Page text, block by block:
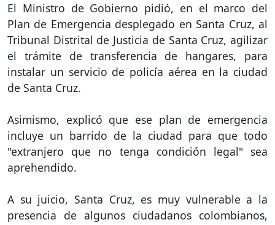
El Ministro de Gobierno pidió, en el marco del
Plan de Emergencia desplegado en Santa Cruz, al
Tribunal Distrital de Justicia de Santa Cruz, agilizar
el trámite de transferencia de hangares, para
instalar un servicio de policía aérea en la ciudad
de Santa Cruz.
Asimismo, explicó que ese plan de emergencia
incluye un barrido de la ciudad para que todo
"extranjero que no tenga condición legal" sea
aprehendido.
A su juicio, Santa Cruz, es muy vulnerable a la
presencia de algunos ciudadanos colombianos,